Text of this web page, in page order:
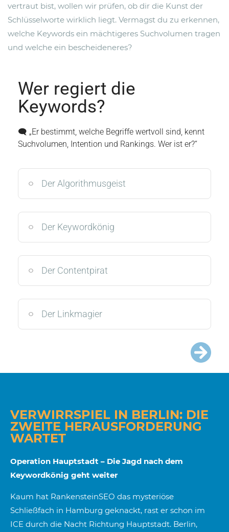
vertraut bist, wollen wir prüfen, ob dir die Kunst der
Schlüsselworte wirklich liegt. Vermagst du zu erkennen,
welche Keywords ein mächtigeres Suchvolumen tragen
und welche ein bescheideneres?
Wer regiert die
Keywords?
🗨️ „Er bestimmt, welche Begriffe wertvoll sind, kennt
Suchvolumen, Intention und Rankings. Wer ist er?“
Der Algorithmusgeist
Der Keywordkönig
Der Contentpirat
Der Linkmagier
VERWIRRSPIEL IN BERLIN: DIE
ZWEITE HERAUSFORDERUNG
WARTET
Operation Hauptstadt – Die Jagd nach dem
Keywordkönig geht weiter
Kaum hat RankensteinSEO das mysteriöse
Schließfach in Hamburg geknackt, rast er schon im
ICE durch die Nacht Richtung Hauptstadt. Berlin,